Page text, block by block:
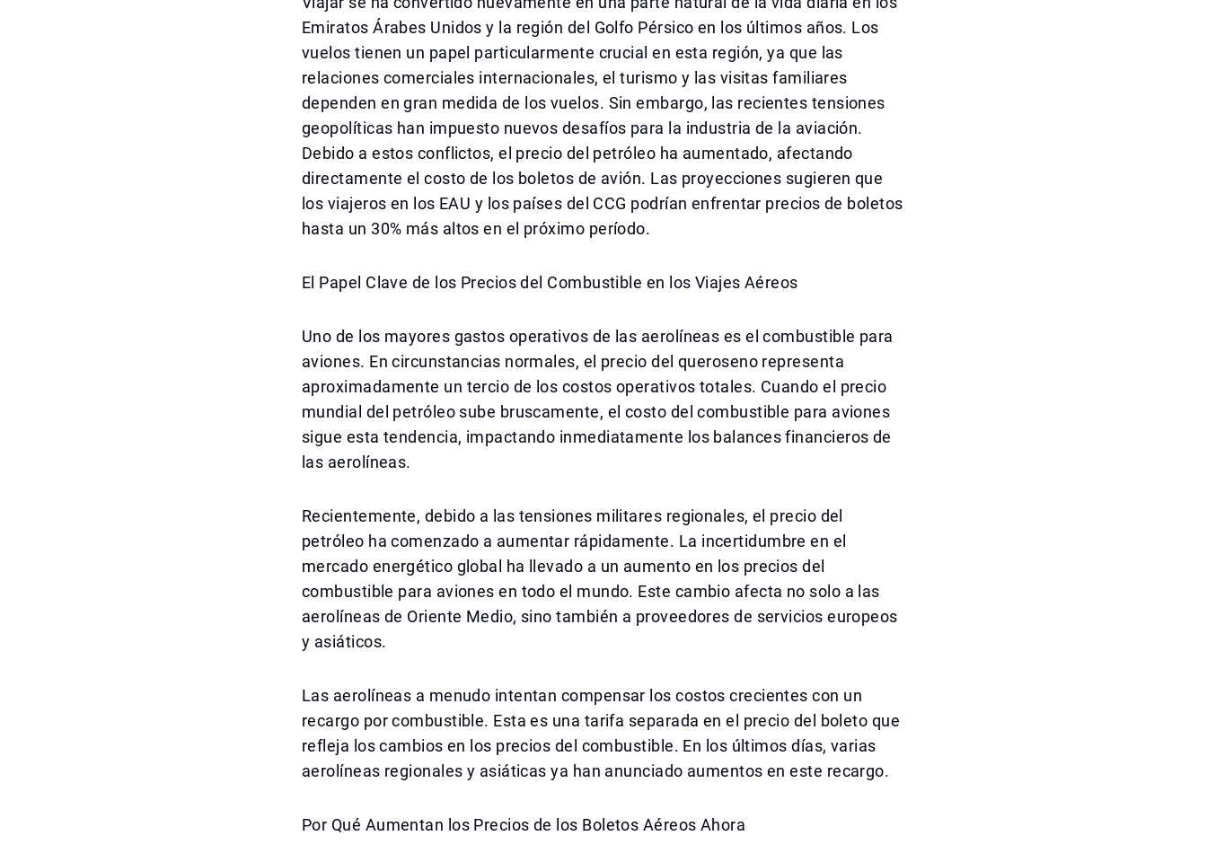
Emiratos Árabes Unidos y la región del Golfo Pérsico en los últimos años. Los
vuelos tienen un papel particularmente crucial en esta región, ya que las
relaciones comerciales internacionales, el turismo y las visitas familiares
dependen en gran medida de los vuelos. Sin embargo, las recientes tensiones
geopolíticas han impuesto nuevos desafíos para la industria de la aviación.
Debido a estos conflictos, el precio del petróleo ha aumentado, afectando
directamente el costo de los boletos de avión. Las proyecciones sugieren que
los viajeros en los EAU y los países del CCG podrían enfrentar precios de boletos
hasta un 30% más altos en el próximo período.
El Papel Clave de los Precios del Combustible en los Viajes Aéreos
Uno de los mayores gastos operativos de las aerolíneas es el combustible para
aviones. En circunstancias normales, el precio del queroseno representa
aproximadamente un tercio de los costos operativos totales. Cuando el precio
mundial del petróleo sube bruscamente, el costo del combustible para aviones
sigue esta tendencia, impactando inmediatamente los balances financieros de
las aerolíneas.
Recientemente, debido a las tensiones militares regionales, el precio del
petróleo ha comenzado a aumentar rápidamente. La incertidumbre en el
mercado energético global ha llevado a un aumento en los precios del
combustible para aviones en todo el mundo. Este cambio afecta no solo a las
aerolíneas de Oriente Medio, sino también a proveedores de servicios europeos
y asiáticos.
Las aerolíneas a menudo intentan compensar los costos crecientes con un
recargo por combustible. Esta es una tarifa separada en el precio del boleto que
refleja los cambios en los precios del combustible. En los últimos días, varias
aerolíneas regionales y asiáticas ya han anunciado aumentos en este recargo.
Por Qué Aumentan los Precios de los Boletos Aéreos Ahora